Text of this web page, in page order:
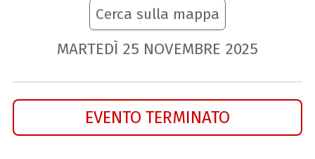
Cerca sulla mappa
MARTEDÌ 25 NOVEMBRE 2025
EVENTO TERMINATO